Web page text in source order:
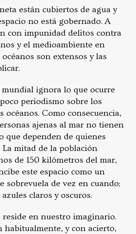
están cubiertos de agua y
no está gobernado. A
con impunidad delitos contra
y el medioambiente en
son extensos y las
ignora lo que ocurre
periodismo sobre los
océanos. Como consecuencia,
ajenas al mar no tienen
que dependen de quienes
mitad de la población
de 150 kilómetros del mar,
este espacio como un
sobrevuela de vez en cuando;
claros y oscuros.
reside en nuestro imaginario.
habitualmente, y con acierto,